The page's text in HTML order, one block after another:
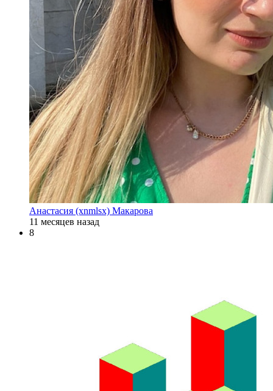
Анастасия (xnmlsx) Макарова
11 месяцев назад
8